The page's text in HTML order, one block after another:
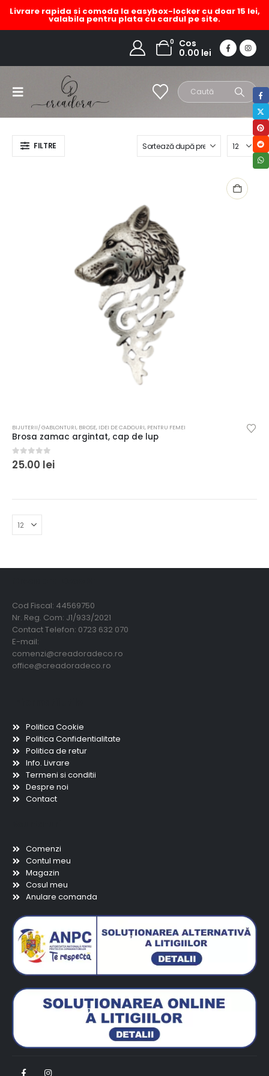
Livrare rapida si comoda la easybox-locker cu doar 15 lei,
valabila pentru plata cu cardul pe site.
0
Cos
0.00 lei
FILTRE
BIJUTERII/ GABLONTURI, BROSE, IDEI DE CADOURI, PENTRU FEMEI
Brosa zamac argintat, cap de lup
0out of 5
25.00 lei
Cod Fiscal: 44569750
Nr. Reg. Com: J1/933/2021
Contact Telefon: 0723 632 070
E-mail:
comenzi@creadoradeco.ro
office@creadoradeco.ro
Politica Cookie
Politica Confidentialitate
Politica de retur
Info. Livrare
Termeni si conditii
Despre noi
Contact
Comenzi
Contul meu
Magazin
Cosul meu
Anulare comanda